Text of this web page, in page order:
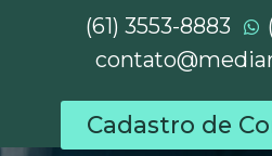
(61) 3553-8883
Cadastro de